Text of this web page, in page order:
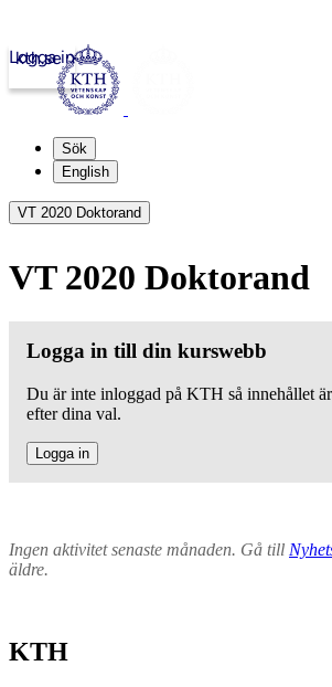
kth.se
Logga in
Sök
English
VT 2020 Doktorand
VT 2020 Doktorand
Logga in till din kurswebb
Du är inte inloggad på KTH så innehållet är
efter dina val.
Logga in
Ingen aktivitet senaste månaden. Gå till
äldre.
KTH